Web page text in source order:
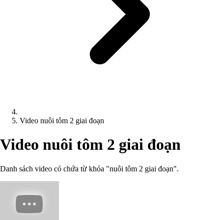
Video nuôi tôm 2 giai đoạn
Video nuôi tôm 2 giai đoạn
Danh sách video có chứa từ khóa "nuôi tôm 2 giai đoạn".